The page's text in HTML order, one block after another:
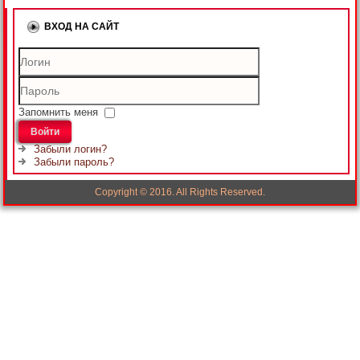
ВХОД НА САЙТ
Пароль
Запомнить меня
Войти
Забыли логин?
Забыли пароль?
Copyright © 2016. All Rights Reserved.